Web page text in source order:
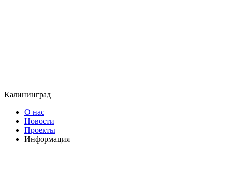
Калининград
О нас
Новости
Проекты
Информация